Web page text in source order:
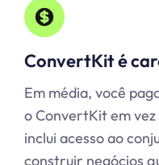
ConvertKit é
Em média, você
o ConvertKit em vez
inclui acesso ao
construir negócios